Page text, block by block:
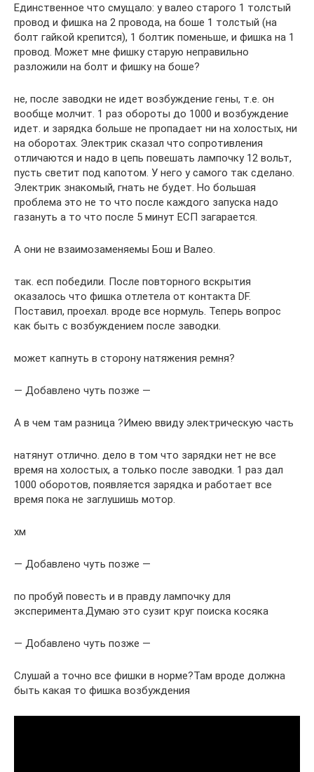
Единственное что смущало: у валео старого 1 толстый
провод и фишка на 2 провода, на боше 1 толстый (на
болт гайкой крепится), 1 болтик поменьше, и фишка на 1
провод. Может мне фишку старую неправильно
разложили на болт и фишку на боше?
не, после заводки не идет возбуждение гены, т.е. он
вообще молчит. 1 раз обороты до 1000 и возбуждение
идет. и зарядка больше не пропадает ни на холостых, ни
на оборотах. Электрик сказал что сопротивления
отличаются и надо в цепь повешать лампочку 12 вольт,
пусть светит под капотом. У него у самого так сделано.
Электрик знакомый, гнать не будет. Но большая
проблема это не то что после каждого запуска надо
газануть а то что после 5 минут ЕСП загарается.
А они не взаимозаменяемы Бош и Валео.
так. есп победили. После повторного вскрытия
оказалось что фишка отлетела от контакта DF.
Поставил, проехал. вроде все нормуль. Теперь вопрос
как быть с возбуждением после заводки.
может капнуть в сторону натяжения ремня?
— Добавлено чуть позже —
А в чем там разница ?Имею ввиду электрическую часть
натянут отлично. дело в том что зарядки нет не все
время на холостых, а только после заводки. 1 раз дал
1000 оборотов, появляется зарядка и работает все
время пока не заглушишь мотор.
хм
— Добавлено чуть позже —
по пробуй повесть и в правду лампочку для
эксперимента.Думаю это сузит круг поиска косяка
— Добавлено чуть позже —
Слушай а точно все фишки в норме?Там вроде должна
быть какая то фишка возбуждения